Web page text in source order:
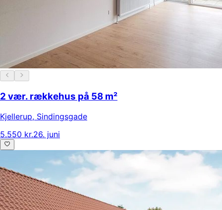
2 vær. rækkehus på 58 m²
Kjellerup, Sindingsgade
5.550 kr.26. juni